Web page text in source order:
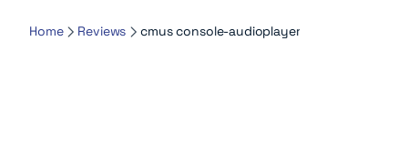
Home Reviews cmus console-audioplayer